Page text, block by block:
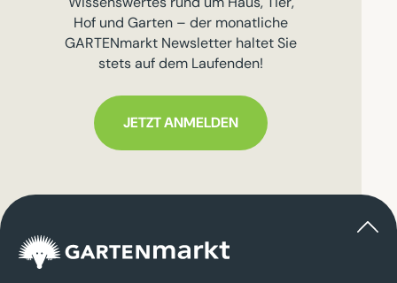
Hof und Garten – der monatliche
GARTENmarkt Newsletter haltet Sie
stets auf dem Laufenden!
JETZT ANMELDEN